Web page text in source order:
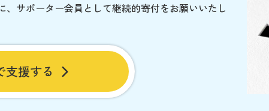
サポーター会員として継続的寄付をお願いいたし
支援する